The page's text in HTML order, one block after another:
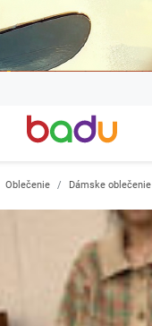
Oblečenie Dámske oblečenie